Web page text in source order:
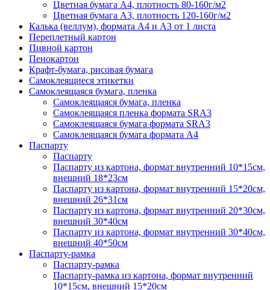
Цветная бумага А4, плотность 80-160г/м2
Цветная бумага А3, плотность 120-160г/м2
Калька (веллум), формата А4 и А3 от 1 листа
Переплетный картон
Пивной картон
Пенокартон
Крафт-бумага, рисовая бумага
Самоклеящиеся этикетки
Самоклеящаяся бумага, пленка
Самоклеящаяся бумага, пленка
Самоклеящаяся пленка формата SRА3
Самоклеящаяся бумага формата SRА3
Самоклеящаяся бумага формата А4
Паспарту
Паспарту
Паспарту из картона, формат внутренний 10*15см,
внешний 18*23см
Паспарту из картона, формат внутренний 15*20см,
внешний 26*31см
Паспарту из картона, формат внутренний 20*30см,
внешний 30*40см
Паспарту из картона, формат внутренний 30*40см,
внешний 40*50см
Паспарту-рамка
Паспарту-рамка
Паспарту-рамка из картона, формат внутренний
10*15см, внешний 15*20см